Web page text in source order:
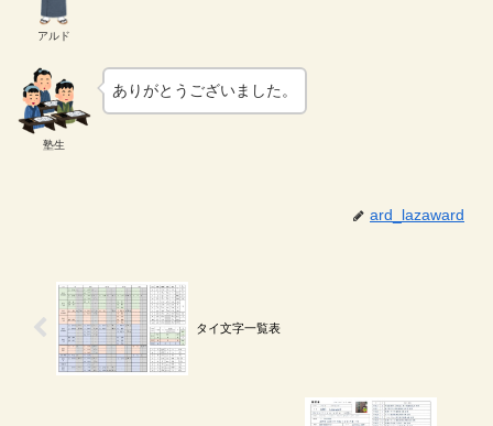
アルド
塾生
ありがとうございました。
ard_lazaward
タイ文字一覧表